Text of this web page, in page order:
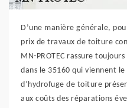
D’une manière générale,
prix de travaux de toiture
MN-PROTEC rassure
dans le 35160 qui viennent
d’hydrofuge de toiture
aux coûts des réparations